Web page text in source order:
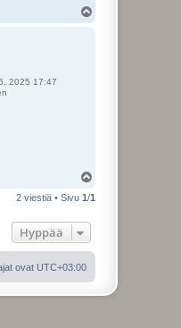
2025 17:47
ö
2 viestiä • Sivu 1/1
Hyppää
ovat UTC+03:00